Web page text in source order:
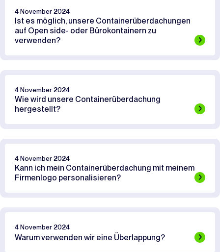
4 November 2024
Ist es möglich, unsere Containerüberdachungen
auf Open side- oder Bürokontainern zu
verwenden?
4 November 2024
Wie wird unsere Containerüberdachung
hergestellt?
4 November 2024
Kann ich mein Containerüberdachung mit meinem
Firmenlogo personalisieren?
4 November 2024
Warum verwenden wir eine Überlappung?